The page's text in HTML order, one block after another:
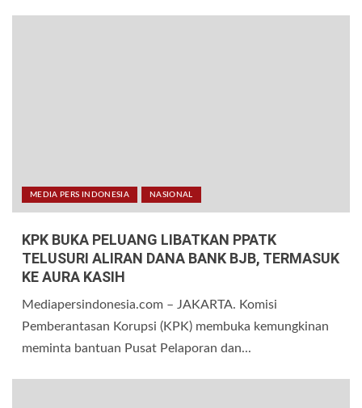
MEDIA PERS INDONESIA NASIONAL
KPK BUKA PELUANG LIBATKAN PPATK
TELUSURI ALIRAN DANA BANK BJB, TERMASUK
KE AURA KASIH
Mediapersindonesia.com – JAKARTA. Komisi
Pemberantasan Korupsi (KPK) membuka kemungkinan
meminta bantuan Pusat Pelaporan dan...